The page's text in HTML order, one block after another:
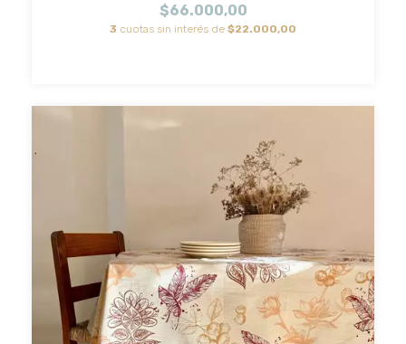
$66.000,00
3 cuotas sin interés de $22.000,00